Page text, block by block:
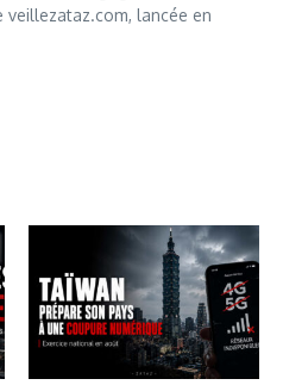
veillezataz.com, lancée en